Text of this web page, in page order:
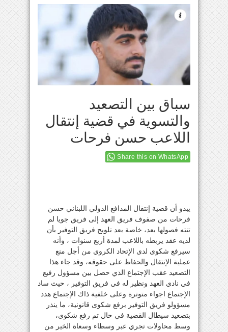
سباق بين التصعيد
والتسوية في قضية إنتقال
اللاعب حسن فرحات
Share this on WhatsApp
يبدو أن قضية إنتقال المدافع الدولي اللبناني حسن
فرحات من صفوف فريق العهد إلى فريق جويا لم
تنته فصولها بعد، خاصة بعد تلويح فريق التوفير بأن
لديه عقد يربطه باللاعب لمدة أربع سنوات ، وأنه
سيرفع شكوى لدى الإتحاد الكروي من أجل منع
عملية الإنتقال والحفاظ على حقوقه، وقد جاء هذا
التصعيد عقب الإجتماع الذي حصل بين مسؤول رفيع
في نادي العهد ونظير له في فريق التوفير ، حيث ساد
الإجتماع اجواء متوترة وعلى خلفية ذاك الإجتماع هدد
مسؤولو فريق التوفير برفع شكوى قانونية، ما ينذر
بتصعيد سيطال القضية في حال تم رفع شكوى،
وسط محاولات تجري عبر وسطاء وسعاة الخير من